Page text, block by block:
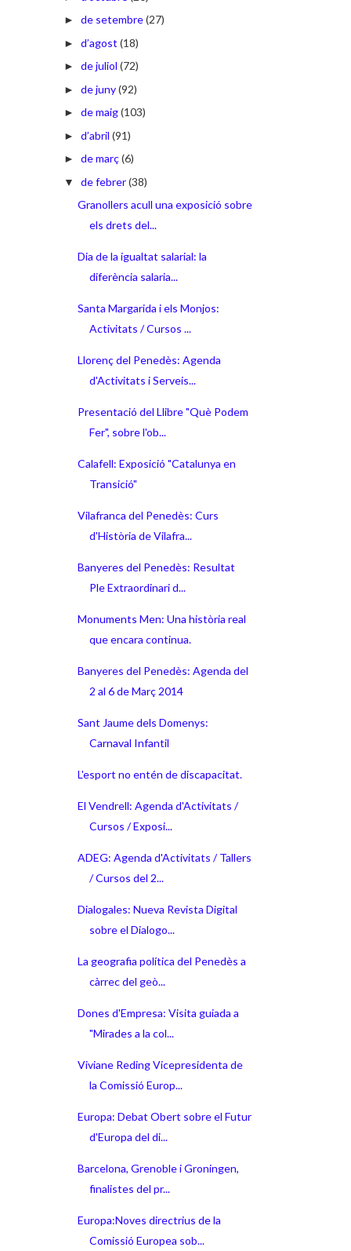
► de setembre(27)
► d’agost (18)
► de juliol (72)
► de juny(92)
► de maig(103)
► d’abril (91)
► de març(6)
▼ de febrer(38)
Granollers acull una exposició sobre
els drets del...
Dia de la igualtat salarial: la
diferència salaria...
Santa Margarida i els Monjos:
Activitats / Cursos ...
Llorenç del Penedès: Agenda
d'Activitats i Serveis...
Presentació del Llibre "Què Podem
Fer", sobre l'ob...
Calafell: Exposició "Catalunya en
Transició"
Vilafranca del Penedès: Curs
d'Història de Vilafra...
Banyeres del Penedès: Resultat
Ple Extraordinari d...
Monuments Men: Una història real
que encara continua.
Banyeres del Penedès: Agenda del
2 al 6 de Març 2014
Sant Jaume dels Domenys:
Carnaval Infantil
L'esport no entén de discapacitat.
El Vendrell: Agenda d'Activitats /
Cursos / Exposi...
ADEG: Agenda d'Activitats / Tallers
/ Cursos del 2...
Dialogales: Nueva Revista Digital
sobre el Dialogo...
La geografia política del Penedès a
càrrec del geò...
Dones d'Empresa: Visita guiada a
"Mirades a la col...
Viviane Reding Vicepresidenta de
la Comissió Europ...
Europa: Debat Obert sobre el Futur
d'Europa del di...
Barcelona, Grenoble i Groningen,
finalistes del pr...
Europa:Noves directrius de la
Comissió Europea sob...